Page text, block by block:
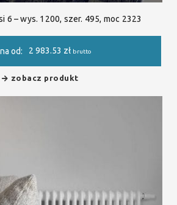
6 – wys. 1200, szer. 495, moc 2323
od: 2 983.53 zł brutto
zobacz produkt